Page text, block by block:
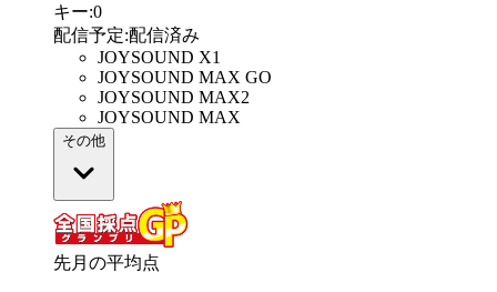
キー:0
配信予定:配信済み
JOYSOUND X1
JOYSOUND MAX GO
JOYSOUND MAX2
JOYSOUND MAX
その他
先月の平均点